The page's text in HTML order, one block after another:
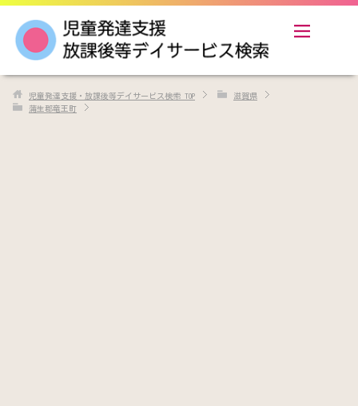
児童発達支援・放課後等デイサービス検索 TOP
滋賀県
蒲生郡竜王町